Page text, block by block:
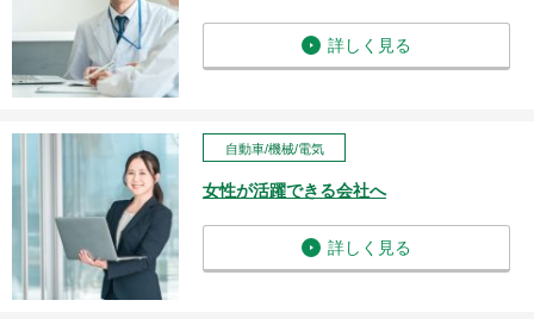
詳しく見る
自動車/機械/電気
女性が活躍できる会社へ
詳しく見る